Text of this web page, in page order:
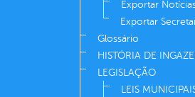
Exportar
Exportar
Glossário
HISTÓRIA DE
LEGISLAÇÃO
LEIS